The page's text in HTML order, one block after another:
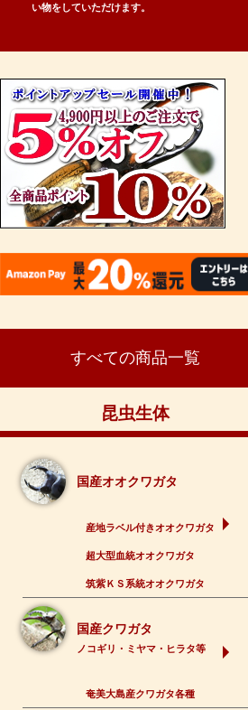
い物をしていただけます。
すべての商品一覧
昆虫生体
国産オオクワガタ
産地ラベル付きオオクワガタ
超大型血統オオクワガタ
筑紫ＫＳ系統オオクワガタ
国産クワガタ
ノコギリ・ミヤマ・ヒラタ等
奄美大島産クワガタ各種